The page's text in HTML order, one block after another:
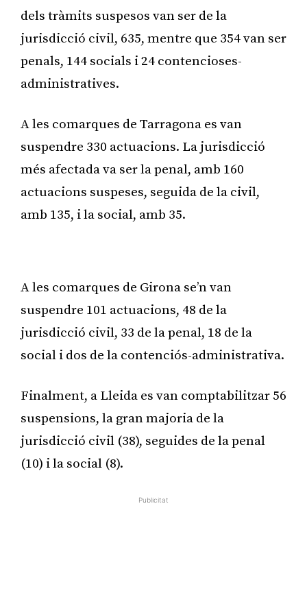
dels tràmits suspesos van ser de la
jurisdicció civil, 635, mentre que 354 van ser
penals, 144 socials i 24 contencioses-
administratives.
A les comarques de Tarragona es van
suspendre 330 actuacions. La jurisdicció
més afectada va ser la penal, amb 160
actuacions suspeses, seguida de la civil,
amb 135, i la social, amb 35.
A les comarques de Girona se’n van
suspendre 101 actuacions, 48 de la
jurisdicció civil, 33 de la penal, 18 de la
social i dos de la contenciós-administrativa.
Finalment, a Lleida es van comptabilitzar 56
suspensions, la gran majoria de la
jurisdicció civil (38), seguides de la penal
(10) i la social (8).
Publicitat